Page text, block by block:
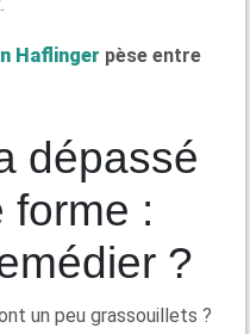
Haflinger pèse entre
dépassé
forme :
?
un peu grassouillets ?